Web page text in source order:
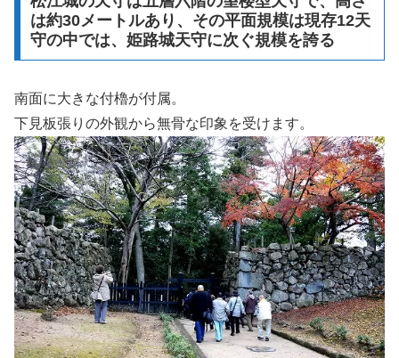
は約30メートルあり、その平面規模は現存12天
守の中では、姫路城天守に次ぐ規模を誇る
南面に大きな付櫓が付属。
下見板張りの外観から無骨な印象を受けます。